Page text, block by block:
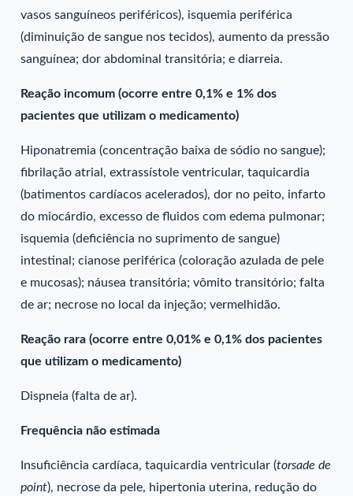
vasos sanguíneos periféricos), isquemia periférica
(diminuição de sangue nos tecidos), aumento da pressão
sanguínea; dor abdominal transitória; e diarreia.
Reação incomum (ocorre entre 0,1% e 1% dos
pacientes que utilizam o medicamento)
Hiponatremia (concentração baixa de sódio no sangue);
fibrilação atrial, extrassístole ventricular, taquicardia
(batimentos cardíacos acelerados), dor no peito, infarto
do miocárdio, excesso de fluidos com edema pulmonar;
isquemia (deficiência no suprimento de sangue)
intestinal; cianose periférica (coloração azulada de pele
e mucosas); náusea transitória; vômito transitório; falta
de ar; necrose no local da injeção; vermelhidão.
Reação rara (ocorre entre 0,01% e 0,1% dos pacientes
que utilizam o medicamento)
Dispneia (falta de ar).
Frequência não estimada
Insuficiência cardíaca, taquicardia ventricular (torsade de
point), necrose da pele, hipertonia uterina, redução do